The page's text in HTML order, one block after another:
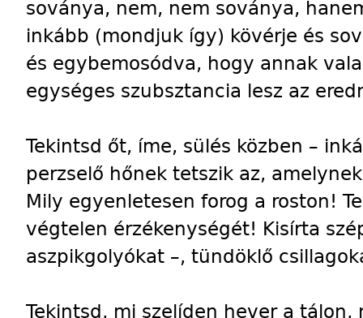
soványa, nem, nem soványa,
inkább (mondjuk így) kövérje és
és egybemosódva, hogy annak
egységes szubsztancia lesz az
Tekintsd őt, íme, sülés közben –
perzselő hőnek tetszik az,
Mily egyenletesen forog a roston!
végtelen érzékenységét! Kisírta
aszpikgolyókat –, tündöklő
Tekintsd, mi szelíden hever a tálon,